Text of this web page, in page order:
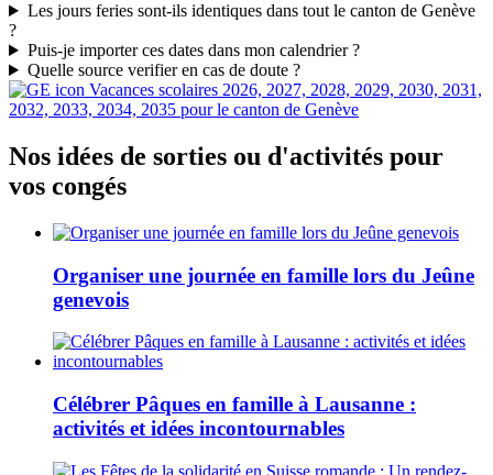
Les jours feries sont-ils identiques dans tout le canton de Genève
?
Puis-je importer ces dates dans mon calendrier ?
Quelle source verifier en cas de doute ?
Vacances scolaires 2026, 2027, 2028, 2029, 2030, 2031,
2032, 2033, 2034, 2035 pour le canton de Genève
Nos idées de sorties ou d'activités pour
vos congés
Organiser une journée en famille lors du Jeûne
genevois
Célébrer Pâques en famille à Lausanne :
activités et idées incontournables